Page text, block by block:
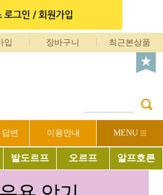
입 장바구니 최근본상품
변 이용안내 MENU
발도르프 오르프 알프호른